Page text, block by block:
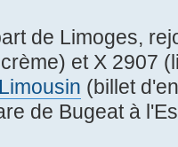
de Limoges,
et X 2907
(billet
de Bugeat à